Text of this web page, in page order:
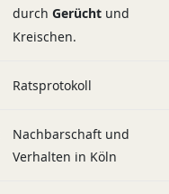
durch Gerücht und
Kreischen.
Ratsprotokoll
Nachbarschaft und
Verhalten in Köln